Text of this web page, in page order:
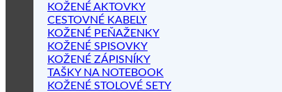
KOŽENÉ AKTOVKY
CESTOVNÉ KABELY
KOŽENÉ PEŇAŽENKY
KOŽENÉ SPISOVKY
KOŽENÉ ZÁPISNÍKY
TAŠKY NA NOTEBOOK
KOŽENÉ STOLOVÉ SETY